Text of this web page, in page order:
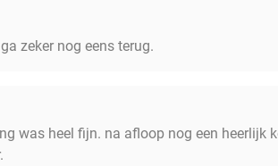
zeker nog eens terug.
was heel fijn. na afloop nog een heerlijk